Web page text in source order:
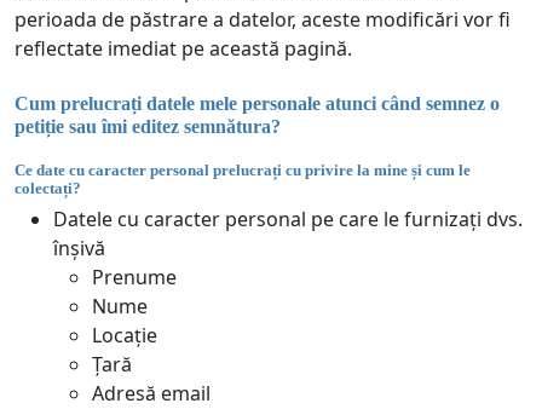
perioada de păstrare a datelor, aceste modificări vor fi
reflectate imediat pe această pagină.
Cum prelucrați datele mele personale atunci când semnez o
petiție sau îmi editez semnătura?
Ce date cu caracter personal prelucrați cu privire la mine și cum le
colectați?
Datele cu caracter personal pe care le furnizați dvs.
înșivă
Prenume
Nume
Locație
Țară
Adresă email